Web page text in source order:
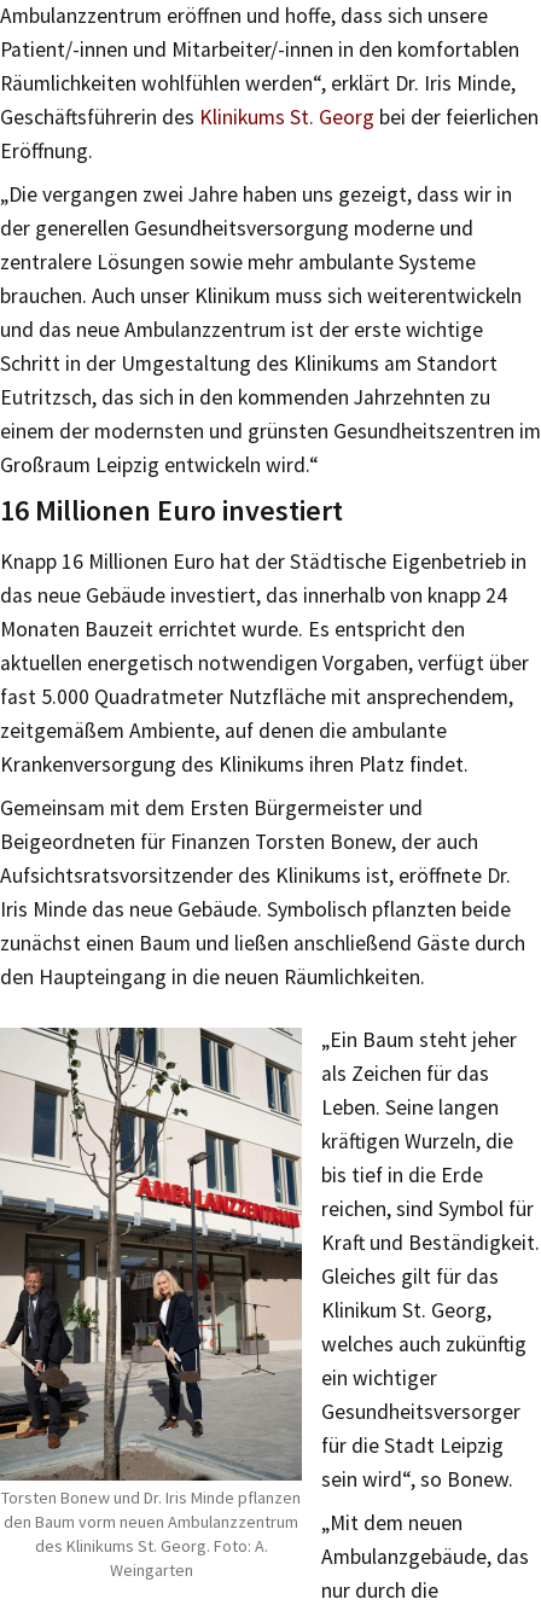
Ambulanzzentrum eröffnen und hoffe, dass sich unsere
Patient/-innen und Mitarbeiter/-innen in den komfortablen
Räumlichkeiten wohlfühlen werden“, erklärt Dr. Iris Minde,
Geschäftsführerin des Klinikums St. Georg bei der feierlichen
Eröffnung.
„Die vergangen zwei Jahre haben uns gezeigt, dass wir in
der generellen Gesundheitsversorgung moderne und
zentralere Lösungen sowie mehr ambulante Systeme
brauchen. Auch unser Klinikum muss sich weiterentwickeln
und das neue Ambulanzzentrum ist der erste wichtige
Schritt in der Umgestaltung des Klinikums am Standort
Eutritzsch, das sich in den kommenden Jahrzehnten zu
einem der modernsten und grünsten Gesundheitszentren im
Großraum Leipzig entwickeln wird.“
16 Millionen Euro investiert
Knapp 16 Millionen Euro hat der Städtische Eigenbetrieb in
das neue Gebäude investiert, das innerhalb von knapp 24
Monaten Bauzeit errichtet wurde. Es entspricht den
aktuellen energetisch notwendigen Vorgaben, verfügt über
fast 5.000 Quadratmeter Nutzfläche mit ansprechendem,
zeitgemäßem Ambiente, auf denen die ambulante
Krankenversorgung des Klinikums ihren Platz findet.
Gemeinsam mit dem Ersten Bürgermeister und
Beigeordneten für Finanzen Torsten Bonew, der auch
Aufsichtsratsvorsitzender des Klinikums ist, eröffnete Dr.
Iris Minde das neue Gebäude. Symbolisch pflanzten beide
zunächst einen Baum und ließen anschließend Gäste durch
den Haupteingang in die neuen Räumlichkeiten.
Torsten Bonew und Dr. Iris Minde pflanzen
den Baum vorm neuen Ambulanzzentrum
des Klinikums St. Georg. Foto: A.
Weingarten
„Ein Baum steht jeher
als Zeichen für das
Leben. Seine langen
kräftigen Wurzeln, die
bis tief in die Erde
reichen, sind Symbol für
Kraft und Beständigkeit.
Gleiches gilt für das
Klinikum St. Georg,
welches auch zukünftig
ein wichtiger
Gesundheitsversorger
für die Stadt Leipzig
sein wird“, so Bonew.
„Mit dem neuen
Ambulanzgebäude, das
nur durch die